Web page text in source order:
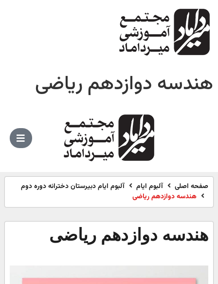
هندسه دوازدهم ریاضی
صفحه اصلی آلبوم ایام
آلبوم ایام دبیرستان دخترانه دوره دوم
هندسه دوازدهم ریاضی
هندسه دوازدهم ریاضی